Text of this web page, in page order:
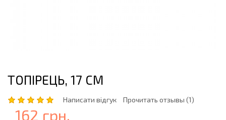
ТОПІРЕЦЬ, 17 СМ
Написати відгук Прочитать отзывы (1)
162 грн.